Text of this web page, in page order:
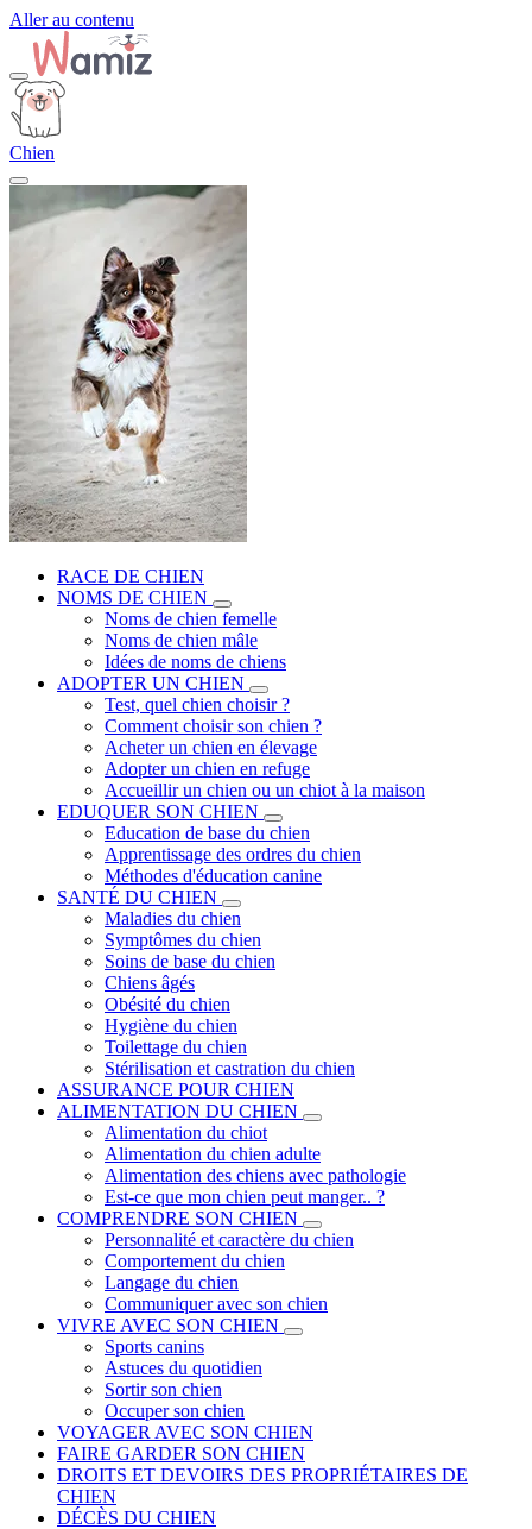
Aller au contenu
Chien
RACE DE CHIEN
NOMS DE CHIEN
Noms de chien femelle
Noms de chien mâle
Idées de noms de chiens
ADOPTER UN CHIEN
Test, quel chien choisir ?
Comment choisir son chien ?
Acheter un chien en élevage
Adopter un chien en refuge
Accueillir un chien ou un chiot à la maison
EDUQUER SON CHIEN
Education de base du chien
Apprentissage des ordres du chien
Méthodes d'éducation canine
SANTÉ DU CHIEN
Maladies du chien
Symptômes du chien
Soins de base du chien
Chiens âgés
Obésité du chien
Hygiène du chien
Toilettage du chien
Stérilisation et castration du chien
ASSURANCE POUR CHIEN
ALIMENTATION DU CHIEN
Alimentation du chiot
Alimentation du chien adulte
Alimentation des chiens avec pathologie
Est-ce que mon chien peut manger.. ?
COMPRENDRE SON CHIEN
Personnalité et caractère du chien
Comportement du chien
Langage du chien
Communiquer avec son chien
VIVRE AVEC SON CHIEN
Sports canins
Astuces du quotidien
Sortir son chien
Occuper son chien
VOYAGER AVEC SON CHIEN
FAIRE GARDER SON CHIEN
DROITS ET DEVOIRS DES PROPRIÉTAIRES DE
CHIEN
DÉCÈS DU CHIEN